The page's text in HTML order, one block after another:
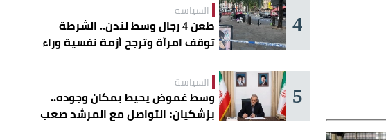
4 السياسة
طعن 4 رجال وسط لندن.. الشرطة
توقف امرأة وترجح أزمة نفسية وراء
5 السياسة
وسط غموض يحيط بمكان وجوده..
بزشكيان: التواصل مع المرشد صعب